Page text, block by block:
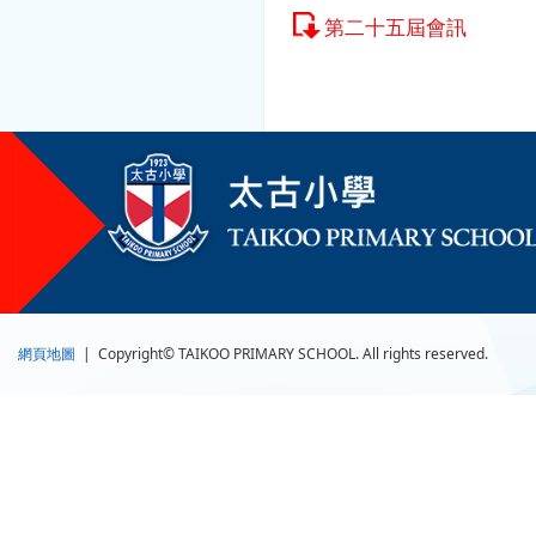
第二十五屆會訊
網頁地圖 | Copyright© TAIKOO PRIMARY SCHOOL. All rights reserved.